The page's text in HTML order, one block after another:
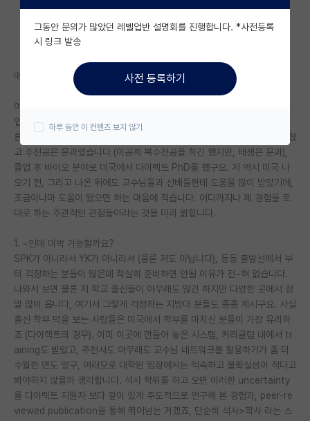
자유 게시판(아무개랩)
미국 유학 게시판
미국 대학원 합격 후기 게시판
대학원생 모집 게시판
연구실(PI) 홍보 게시판
석박사 채용 정보 게시판
임용 정보 게시판
취업 게시판
임용 후기 게시판
PI 전용 게시판
인문사회 계열 게시판
특수/전문대학원 게시판
반도체/AI 게시판
매번 읽기만 하다가 처음 글을 쓰게 되네요.
여기 이미 훌륭하신 교수님들과 선배 박사님들이 많이 계시지만, 최근에 졸
업한 박사생 입장에서 김박사넷에 종종 올라오는 질문에 관한 제 견해와 다
른 몇 가지 사항에 대한 생각을 공유하고자 합니다. 전 한국에서 학부를 마쳤
고 주전공은 문과였습니다 (이공계 복수전공을 하긴 했지만, 태생은 문과),
졸업 후 바이오 분야로 미국에서 다이렉트 PhD를 했구요. 저 역시 미국 나
오기 전, 그리고 나온 뒤에도 교수님들과 선배들한테 도움을 많이 받았기에,
조금이나마 도움이 됐으면 하는 마음에 적습니다. 어디까지나 제 경험을 토
대로 하는 주관적인 관점들이라는 것을 미리 밝힙니다.
1. ~인데 미박 가능할까요?
SPK가 아니라서 YK가 아니라서 (물론 저도 아닙니다), 등등 출발선에서 부
터 걱정하는 분들이 많은데 착실히 준비하면 안될 이유가 전~혀 없습니다.
나와서 보면 물론 저 학교 출신들이 아무래도 많긴 하지만 다양한 곳에서 정
말 많이 옵니다, 여기서 그렇게 걱정하는 지방대 분들도 종종 계시구요. 사실
출신 학부 덕을 보는 사람들은 미국에서 학부를 마치신 분들이 가장 유리하
죠 (다이렉트의 경우). 이미 이곳에 만들어 놓은 시스템, 커리큘럼 내에서 tr
aining도 받았고, 추천서도 아무래도 교수님 네트워크를 활용하기가 좀 더
수월한 면도 있구, 여러모로 대학원 입장에서는 익숙하고 불확실성이 적다고
봐야하지 않을까 생각합니다. 석사 학위를 하고 오면 이러한 uncertainty
를 다이렉트 지원자 보다 깊이 있게 주도적으로 연구해 본 경험과, peer-re
viewed publication을 통해 뛰어넘는 거겠죠, 단순히 석사>학사 라는 스
그동안 문의가 많았던 레벨업반 설명회를 진행합니다. *사전등록
시 링크 발송
사전 등록하기
하루 동안 이 컨텐츠 보지 않기